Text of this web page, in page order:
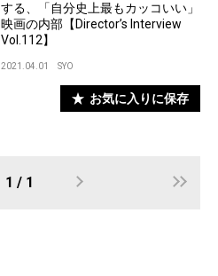
する、「自分史上最もカッコいい」
映画の内部【Director’s Interview
Vol.112】
2021.04.01 SYO
お気に入りに保存
1 / 1